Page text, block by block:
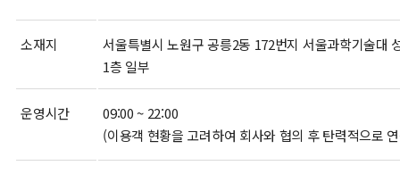
소재지
서울특별시 노원구 공릉2동 172번지 서울과학기술대
1층 일부
운영시간
09:00 ~ 22:00
(이용객 현황을 고려하여 회사와 협의 후 탄력적으로